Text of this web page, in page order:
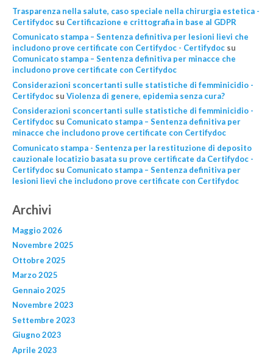
Trasparenza nella salute, caso speciale nella chirurgia estetica -
Certifydocsu Certificazione e crittografia in base al GDPR
Comunicato stampa – Sentenza definitiva per lesioni lievi che
includono prove certificate con Certifydoc - Certifydocsu
Comunicato stampa – Sentenza definitiva per minacce che
includono prove certificate con Certifydoc
Considerazioni sconcertanti sulle statistiche di femminicidio -
Certifydocsu Violenza di genere, epidemìa senza cura?
Considerazioni sconcertanti sulle statistiche di femminicidio -
Certifydocsu Comunicato stampa – Sentenza definitiva per
minacce che includono prove certificate con Certifydoc
Comunicato stampa - Sentenza per la restituzione di deposito
cauzionale locatizio basata su prove certificate da Certifydoc -
Certifydocsu Comunicato stampa – Sentenza definitiva per
lesioni lievi che includono prove certificate con Certifydoc
Archivi
Maggio 2026
Novembre 2025
Ottobre 2025
Marzo 2025
Gennaio 2025
Novembre 2023
Settembre 2023
Giugno 2023
Aprile 2023